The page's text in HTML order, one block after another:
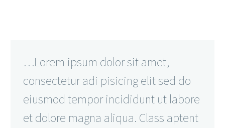
…Lorem ipsum dolor sit amet,
consectetur adi pisicing elit sed do
eiusmod tempor incididunt ut labore
et dolore magna aliqua. Class aptent